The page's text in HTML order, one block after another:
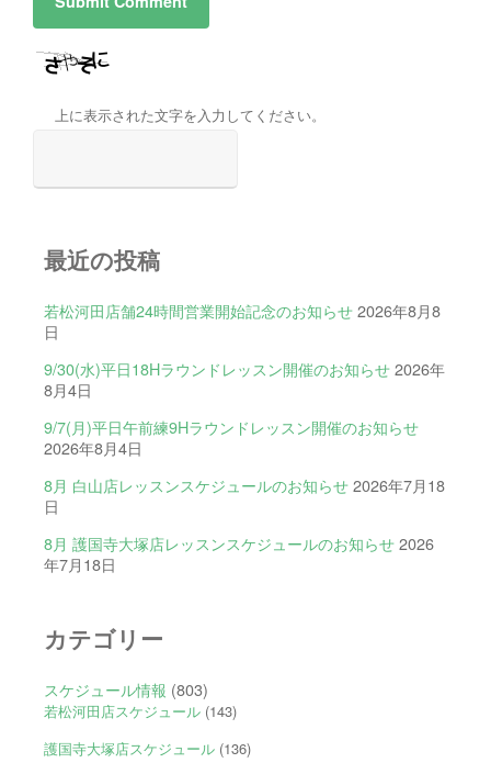
上に表示された文字を入力してください。
最近の投稿
若松河田店舗24時間営業開始記念のお知らせ 2026年8月8
日
9/30(水)平日18Hラウンドレッスン開催のお知らせ 2026年
8月4日
9/7(月)平日午前練9Hラウンドレッスン開催のお知らせ
2026年8月4日
8月 白山店レッスンスケジュールのお知らせ 2026年7月18
日
8月 護国寺大塚店レッスンスケジュールのお知らせ 2026
年7月18日
カテゴリー
スケジュール情報 (803)
若松河田店スケジュール(143)
護国寺大塚店スケジュール(136)